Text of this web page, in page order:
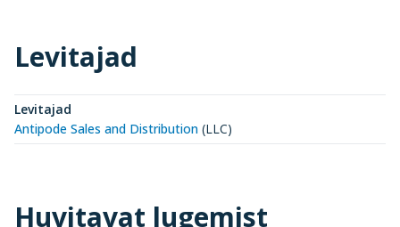
Levitajad
Levitajad
Antipode Sales and Distribution (LLC)
Huvitavat lugemist